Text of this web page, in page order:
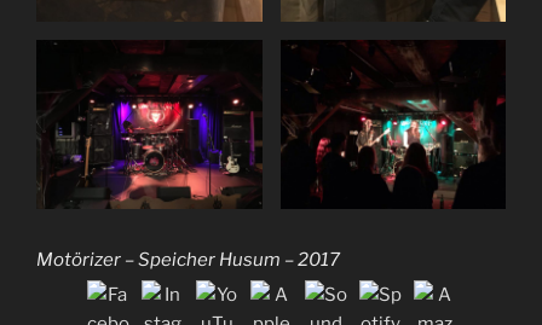
Motörizer – Speicher Husum – 2017